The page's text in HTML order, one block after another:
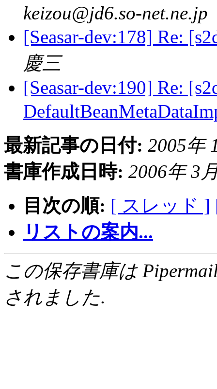
keizou@jd6.so-net.ne.jp
[Seasar-dev:178] Re:
慶三
[Seasar-dev:190] Re:
最新記事の日付: 2005年
書庫作成日時: 2006年 3
目次の順: [ スレッド ]
リストの案内...
この保存書庫は
されました.